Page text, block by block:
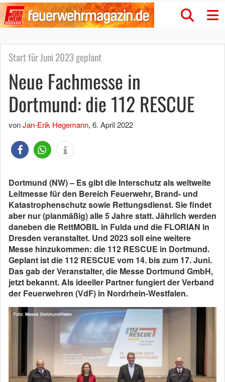
Start für Juni 2023 geplant
Neue Fachmesse in
Dortmund: die 112 RESCUE
vonJan-Erik Hegemann, 6. April 2022
Dortmund (NW) – Es gibt die Interschutz als weltweite
Leitmesse für den Bereich Feuerwehr, Brand- und
Katastrophenschutz sowie Rettungsdienst. Sie findet
aber nur (planmäßig) alle 5 Jahre statt. Jährlich werden
daneben die RettMOBIL in Fulda und die FLORIAN in
Dresden veranstaltet. Und 2023 soll eine weitere
Messe hinzukommen: die 112 RESCUE in Dortmund.
Geplant ist die 112 RESCUE vom 14. bis zum 17. Juni.
Das gab der Veranstalter, die Messe Dortmund GmbH,
jetzt bekannt. Als ideeller Partner fungiert der Verband
der Feuerwehren (VdF) in Nordrhein-Westfalen.